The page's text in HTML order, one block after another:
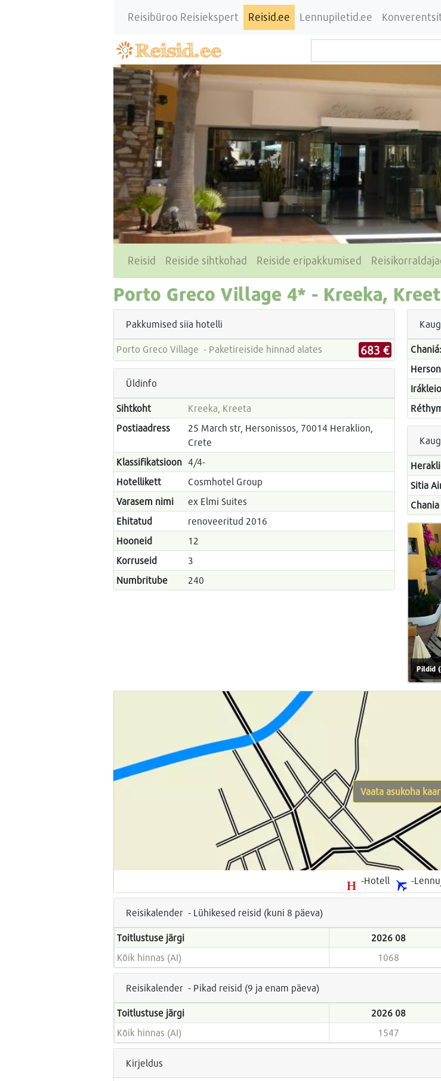
Reisibüroo Reisiekspert Reisid.ee Lennupiletid.ee
Reisid Reiside sihtkohad Reiside eripakkumised
Porto Greco Village 4* - Kreeka,
Pakkumised siia hotelli
Porto Greco Village - Paketireiside hinnad alates 683 €
Üldinfo
Sihtkoht
Kreeka, Kreeta
Postiaadress
25 March str, Hersonissos, 70014 Heraklion,
Crete
Klassifikatsioon 4/4-
Hotellikett
Cosmhotel Group
Varasem nimi
ex Elmi Suites
Ehitatud
renoveeritud 2016
Hooneid
12
Korruseid
3
Numbritube
240
Chaniá:
Sitia
Pildid
-Hotell -
Vaata asukoha
Reisikalender - Lühikesed reisid (kuni 8 päeva)
Toitlustuse järgi 2026 08
Kõik hinnas (AI)
1068
Reisikalender - Pikad reisid (9 ja enam päeva)
Toitlustuse järgi 2026 08
Kõik hinnas (AI)
1547
Kirjeldus